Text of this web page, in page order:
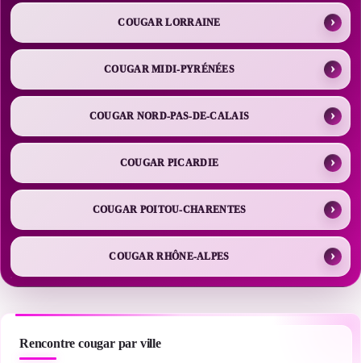
COUGAR LORRAINE
COUGAR MIDI-PYRÉNÉES
COUGAR NORD-PAS-DE-CALAIS
COUGAR PICARDIE
COUGAR POITOU-CHARENTES
COUGAR RHÔNE-ALPES
Rencontre cougar par ville